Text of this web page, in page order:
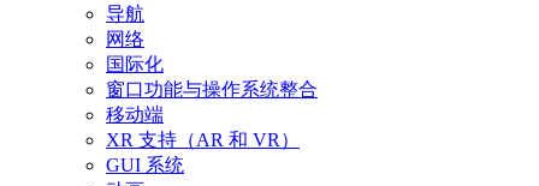
导航
网络
国际化
窗口功能与操作系统整合
移动端
XR 支持（AR 和 VR）
GUI 系统